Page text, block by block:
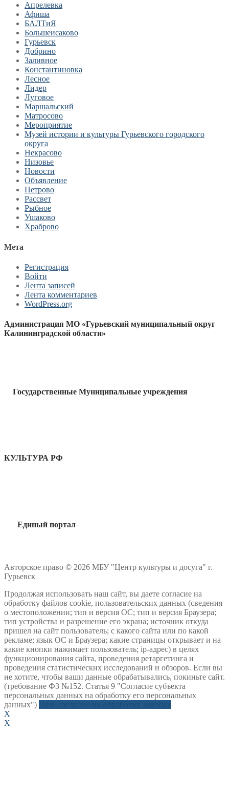
Апрелевка
Афиша
БАЛТиЯ
Большеисаково
Гурьевск
Добрино
Заливное
Константиновка
Лесное
Лидер
Луговое
Маршальский
Матросово
Мероприятие
Музей истории и культуры Гурьевского городского
округа
Некрасово
Низовье
Новости
Объявление
Петрово
Рассвет
Рыбное
Ушаково
Храброво
Мета
Регистрация
Войти
Лента записей
Лента комментариев
WordPress.org
Администрация МО «Гурьевский муниципальный округ
Калининградской области»
Государственные Муниципальные учреждения
КУЛЬТУРА РФ
Единый портал
Авторское право © 2026 МБУ "Центр культуры и досуга" г.
Гурьевск
Продолжая использовать наш сайт, вы даете согласие на
обработку файлов cookie, пользовательских данных (сведения
о местоположении; тип и версия ОС; тип и версия Браузера;
тип устройства и разрешение его экрана; источник откуда
пришел на сайт пользователь; с какого сайта или по какой
рекламе; язык ОС и Браузера; какие страницы открывает и на
какие кнопки нажимает пользователь; ip-адрес) в целях
функционирования сайта, проведения ретаргетинга и
проведения статистических исследований и обзоров. Если вы
не хотите, чтобы ваши данные обрабатывались, покиньте сайт.
(требование ФЗ №152. Статья 9 "Согласие субъекта
персональных данных на обработку его персональных
данных")
X
X